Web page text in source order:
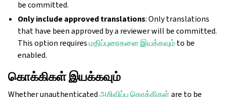
be committed.
Only include approved translations: Only translations
that have been approved by a reviewer will be committed.
This option requiresமதிப்புரைகளை இயக்கவும்to be
enabled.
கொக்கிகள் இயக்கவும்
Whether unauthenticatedஅறிவிப்பு கொக்கிகள்are to be